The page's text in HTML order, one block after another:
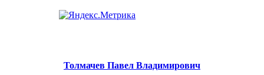
Толмачев Павел Владимирович